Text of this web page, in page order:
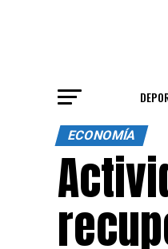
ECONOMÍA